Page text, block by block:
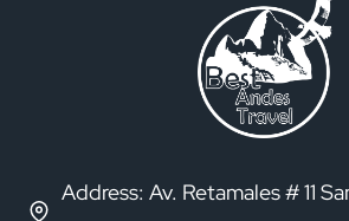
Address: Av. Retamales # 11